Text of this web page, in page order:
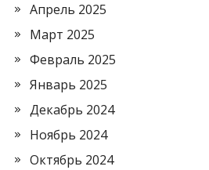
Апрель 2025
Март 2025
Февраль 2025
Январь 2025
Декабрь 2024
Ноябрь 2024
Октябрь 2024